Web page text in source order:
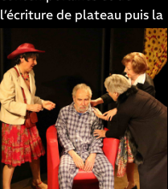
l’écriture de plateau puis la
création d’une pièce pour le
spectacle de fin d’année.
Les cours ont lieu dans nos
salles de spectacles et se
terminent par plusieurs
représentations publiques,
dans le courant du mois de
juin.